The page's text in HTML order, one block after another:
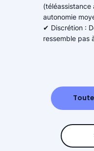
(téléassistance
autonomie
✔ Discrétion :
ressemble pas